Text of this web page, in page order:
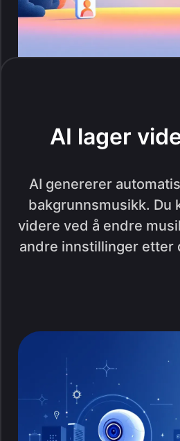
AI lager
AI genererer
bakgrunnsmusikk. Du
videre ved å endre
andre innstillinger etter